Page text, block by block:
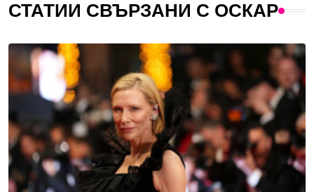
СТАТИИ СВЪРЗАНИ С ОСКАР